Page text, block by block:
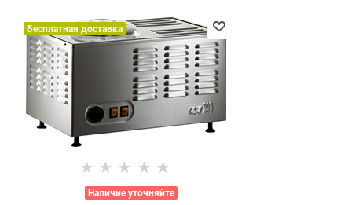
Бесплатная доставка
Наличие уточняйте